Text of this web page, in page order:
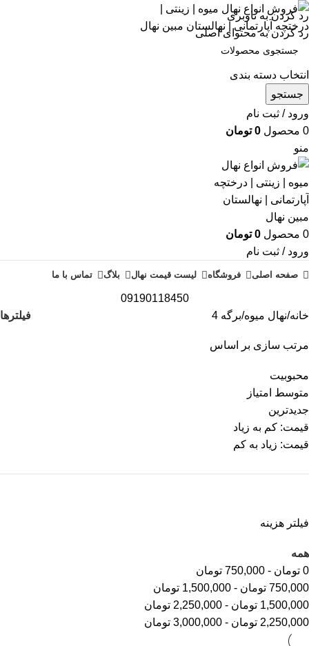
رد کردن به ناوبری
رد کردن به محتوای اصلی
انتخاب دسته بندی
جستجو
ورود / ثبت نام
0 محصول 0 تومان
منو
0 محصول 0 تومان
ورود / ثبت نام
صفحه اصلی فروشگاه لیست قیمت نهال بلاگ تماس با ما
09190118450
خانه نهال میوه برگه 4 فیلترها
مرتب سازی بر اساس
محبوبیت
متوسط امتیاز
جدیدترین
قیمت: کم به زیاد
قیمت: زیاد به کم
فیلتر هزینه
همه
0 تومان -
750,000 تومان
750,000 تومان -
1,500,000 تومان
1,500,000 تومان -
2,250,000 تومان
2,250,000 تومان -
3,000,000 تومان